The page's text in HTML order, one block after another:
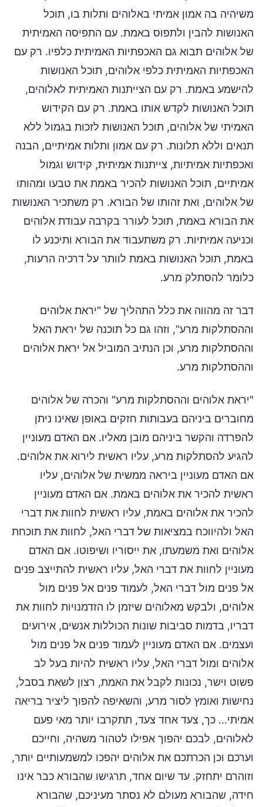
משיהיה בה אמון אמיתי באלוהים ותלות בו, תוכל
האנושות להבין ולתפוס באמת. עם התפיסה האמיתית
של אלוהים תבוא גם האכפתיות האמיתית כלפיו. רק עם
האכפתיות האמיתית כלפי אלוהים, תוכל האנושות
להישמע באמת. רק עם הצייתנות האמיתית לאלוהים,
תוכל האנושות לקדש אותו באמת. רק עם הקידוש
האמיתי של אלוהים, תוכל האנושות לזכות בגמול ללא
תנאים וללא תלונות. רק עם אמון ותלות אמיתיים, הבנה
ואכפתיות אמיתיות, צייתנות אמיתית, קידוש וגמול
אמיתיים, תוכל האנושות להכיר באמת את טבעו ומהותו
של אלוהים, ואת זהותו של הבורא. רק משתכיר האנושות
את הבורא באמת, תוכל לעורר בקרבה עבודת אלוהים
וכניעה אמיתיות. רק משתעבוד את הבורא ותיכנע לו
באמת, תוכל האנושות באמת לוותר על דרכיה הרעות,
כלומר להסתלק מרע.
דבר זה מהווה את כלל התהליך של "יראת אלוהים
וההסתלקות מרע", וזהו גם כל תוכנה של יראת האל
וההסתלקות מרע, וכן הנתיב המוביל אל יראת אלוהים
וההסתלקות מרע.
"יראת אלוהים וההסתלקות מרע" והכרה של אלוהים
מחוברים ביניהם בעבותות חזקים באופן שאינו ניתן
להפרדה והקשר ביניהם מובן מאליו. אם האדם מעוניין
להגיע להסתלקות מרע, עליו ראשית לירוא את אלוהים.
אם האדם מעוניין ביראה ממשית של אלוהים, עליו
ראשית להכיר את אלוהים באמת. אם האדם מעוניין
להכיר את אלוהים באמת, עליו ראשית לחוות את דברי
האל ולהיווכח במציאות של דברי האל, לחוות את תוכחת
אלוהים ואת משמעתו, את ייסוריו ושיפוטו. אם האדם
מעוניין לחוות את דברי האל, עליו ראשית להתייצב פנים
אל פנים מול דברי האל, לעמוד פנים אל פנים מול
אלוהים, ולבקש מאלוהים שיזמן לו הזדמנויות לחוות את
דבריו, בדמות סביבות שונות הכוללות אנשים, אירועים
ועצמים. אם האדם מעוניין לעמוד פנים אל פנים מול
אלוהים ומול דברי האל, עליו ראשית להיות בעל לב
פשוט וישר, נכונות לקבל את האמת, רצון לשאת בסבל,
נחישות ואומץ לסור מרע, והשאיפה להפוך ליציר בריאה
אמיתי... כך, צעד אחד צעד, תתקרבו יותר מאי פעם
לאלוהים, לבכם יהפוך אפילו לטהור משהיה, וחייכם
וערכם וכן הכרתכם את אלוהים יהפכו למשמעותיים יותר,
וזוהרם יתחזק. עד שיום אחד, תרגישו שהבורא כבר אינו
חידה, שהבורא מעולם לא נסתר מעיניכם, שהבורא